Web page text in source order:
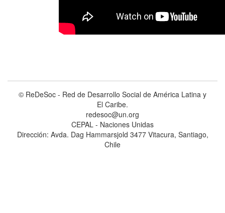
© ReDeSoc - Red de Desarrollo Social de América Latina y
El Caribe.
redesoc@un.org
CEPAL - Naciones Unidas
Dirección: Avda. Dag Hammarsjold 3477 Vitacura, Santiago,
Chile